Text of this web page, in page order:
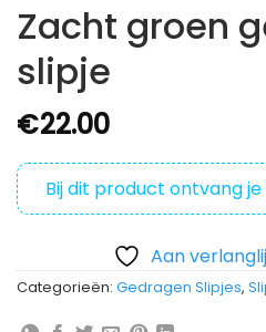
Zacht groen
slipje
€22.00
Bij dit product ontvang je
Aan
Categorieën: Gedragen Slipjes,